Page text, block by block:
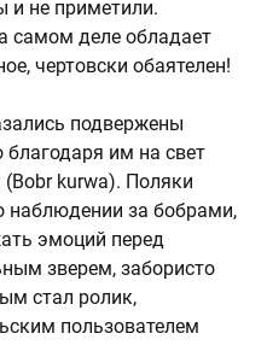
и не приметили.
самом деле обладает
чертовски обаятелен!
подвержены
им на свет
kurwa). Поляки
наблюдении за бобрами,
эмоций перед
зверем, забористо
стал ролик,
пользователем